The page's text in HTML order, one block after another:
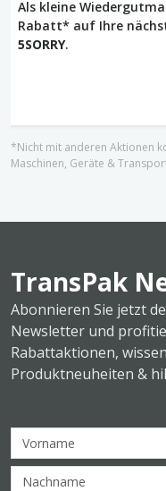
Als kleine
Rabatt* auf Ihre
5SORRY.
*Nicht mit anderen Aktionen
Maschinen, Geräte &
TransPak
Abonnieren Sie jetzt
Newsletter und
Rabattaktionen,
Produktneuheiten &